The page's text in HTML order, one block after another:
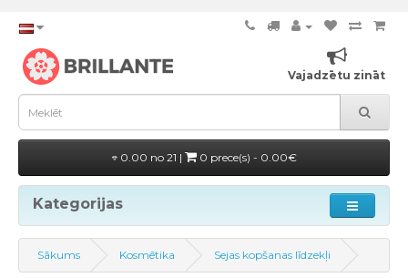
Vajadzētu zināt
0.00 no 21 | 0 prece(s) - 0.00€
Kategorijas
Sākums Kosmētika Sejas kopšanas līdzekļi